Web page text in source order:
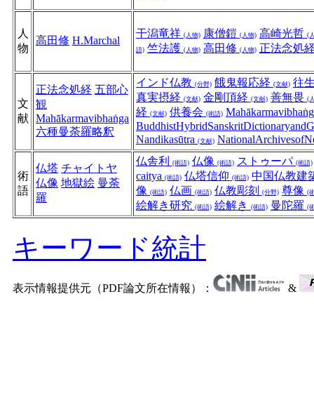
人
物
高田修 H.Marchal
干潟竜祥 (人物) 康僧鎧 (人物) 高崎光哲 (
語) 竺法護 (人物) 高田修 (人物) 正法念処
文
献
正法念処経 五部心
観
Mahākarmavibhaṅga
六種曼荼羅略釈
インド仏教 (分野) 餓鬼報応経 (文献) 往
真実摂経 (文献) 金剛頂経 (文献) 善無畏 (
経 (文献) 供養会 (術語)
Nandikasūtra (文献)
術
語
仏塔 チャイトヤ
仏像 地獄絵 曼荼
羅
仏舎利 (術語) 仏像 (術語) ストゥーパ (術語)
caitya (術語) 仏塔信仰 (術語) 中国仏教建
像 (術語) 仏画 (術語) 仏教彫刻 (分野) 尊像 (
絵解き研究 (術語) 絵解き (術語) 曼陀羅 (
キーワード統計
表示情報提供元（PDF論文所在情報）： &